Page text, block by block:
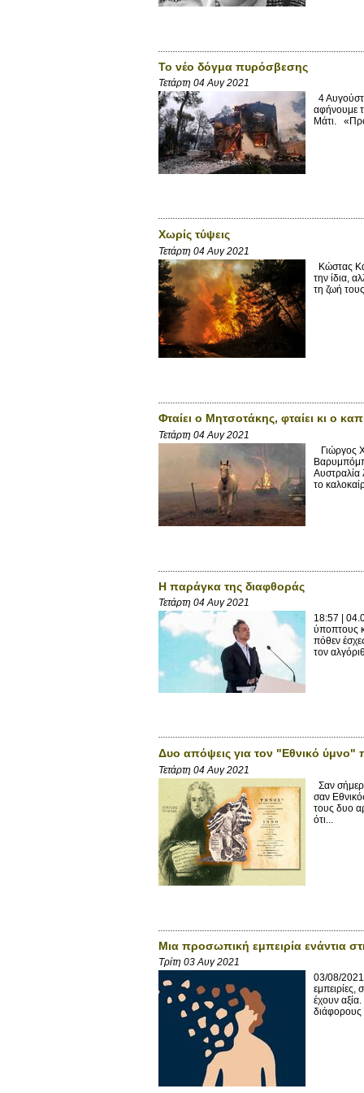
Το νέο δόγμα πυρόσβεσης
Τετάρτη 04 Αυγ 2021
4
αφήνουμε
Μάτι.
Χωρίς τύψεις
Τετάρτη 04 Αυγ 2021
Κώστας
την ίδια,
τη ζωή
Φταίει ο Μητσοτάκης, φταίει κι ο
Τετάρτη 04 Αυγ 2021
Γιώργος
Αυστραλία
το
Η παράγκα της διαφθοράς
Τετάρτη 04 Αυγ 2021
18:57 |
ύποπτους
πόθεν
τον
Δυο απόψεις για τον "Εθνικό ύμνο"
Τετάρτη 04 Αυγ 2021
Σαν
σαν
τους δυο
ότι...
Μια προσωπική εμπειρία ενάντια
Τρίτη 03 Αυγ 2021
03/08/
έχουν
διάφορους